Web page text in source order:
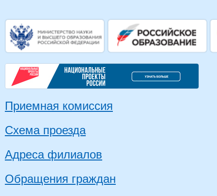
Приемная комиссия
Схема проезда
Адреса филиалов
Обращения граждан